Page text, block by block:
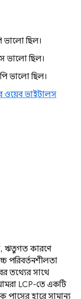
ভালো ছিল।
ভালো ছিল।
ভালো ছিল।
ওয়েব ভাইটালস
ঋতুগত কারণে
পরিবর্তনশীলতা
তথ্যের সাথে
LCP-তে একটি
পাসের হারে সামান্য